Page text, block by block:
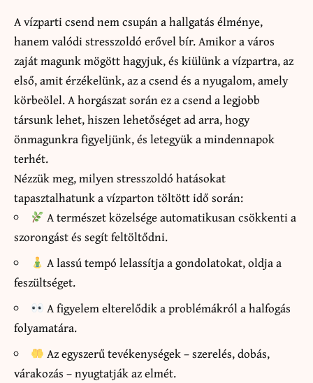
A vízparti csend nem csupán a hallgatás élménye,
hanem valódi stresszoldó erővel bír. Amikor a város
zaját magunk mögött hagyjuk, és kiülünk a vízpartra, az
első, amit érzékelünk, az a csend és a nyugalom, amely
körbeölel. A horgászat során ez a csend a legjobb
társunk lehet, hiszen lehetőséget ad arra, hogy
önmagunkra figyeljünk, és letegyük a mindennapok
terhét.
Nézzük meg, milyen stresszoldó hatásokat
tapasztalhatunk a vízparton töltött idő során:
A természet közelsége automatikusan csökkenti a
szorongást és segít feltöltődni.
A lassú tempó lelassítja a gondolatokat, oldja a
feszültséget.
A figyelem elterelődik a problémákról a halfogás
folyamatára.
Az egyszerű tevékenységek – szerelés, dobás,
várakozás – nyugtatják az elmét.